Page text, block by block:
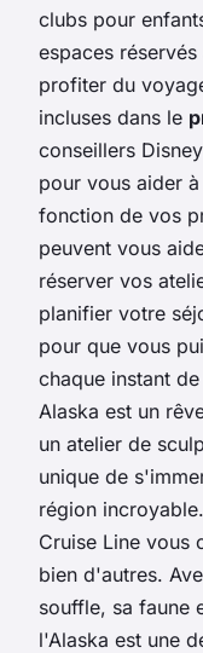
clubs pour
espaces
profiter du
incluses dans le
conseillers
pour vous aider
fonction de vos
peuvent vous
réserver vos
planifier votre
pour que vous
chaque instant
Alaska est un
un atelier de
unique de
région
Cruise Line vous
bien d'autres.
souffle, sa faune
l'Alaska est une